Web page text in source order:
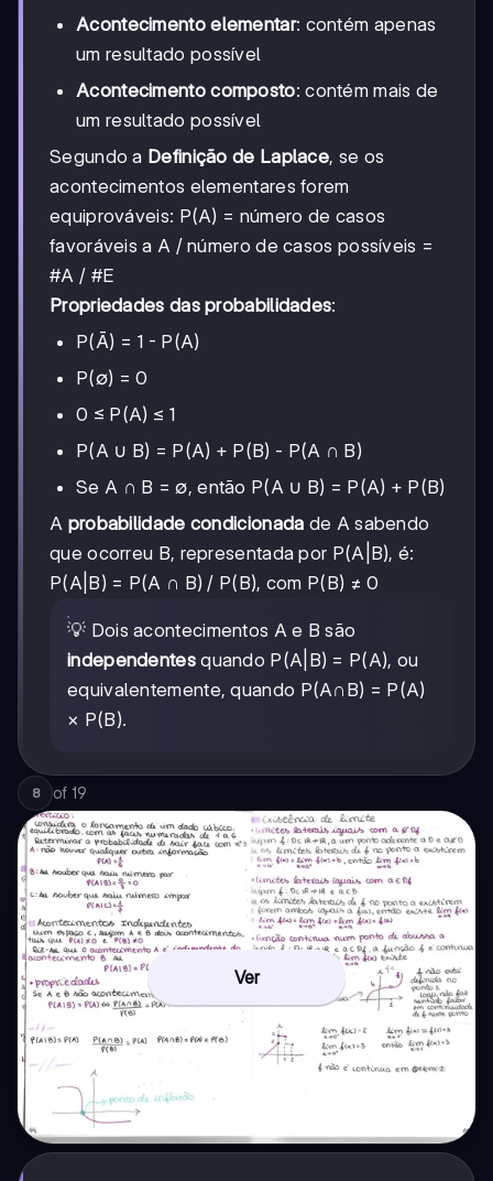
Acontecimento elementar: contém apenas
um resultado possível
Acontecimento composto: contém mais de
um resultado possível
Segundo a Definição de Laplace, se os
acontecimentos elementares forem
equiprováveis: P(A) = número de casos
favoráveis a A / número de casos possíveis =
#A / #E
Propriedades das probabilidades:
P(Ā) = 1 - P(A)
P(∅) = 0
0 ≤ P(A) ≤ 1
P(A ∪ B) = P(A) + P(B) - P(A ∩ B)
Se A ∩ B = ∅, então P(A ∪ B) = P(A) + P(B)
A probabilidade condicionada de A sabendo
que ocorreu B, representada por P(A|B), é:
P(A|B) = P(A ∩ B) / P(B), com P(B) ≠ 0
💡 Dois acontecimentos A e B são
independentesquando P(A|B) = P(A), ou
equivalentemente, quando P(A∩B) = P(A)
× P(B).
8 of 19
Ver